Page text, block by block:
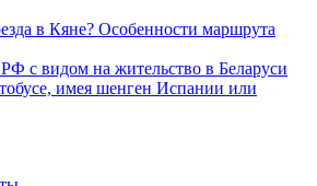
в Кяне? Особенности маршрута
с видом на жительство в Беларуси
имея шенген Испании или